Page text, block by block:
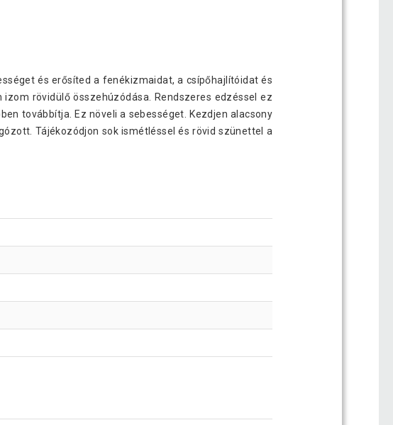
és erősíted a fenékizmaidat, a csípőhajlítóidat és
rövidülő összehúzódása. Rendszeres edzéssel ez
továbbítja. Ez növeli a sebességet. Kezdjen alacsony
Tájékozódjon sok ismétléssel és rövid szünettel a